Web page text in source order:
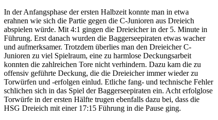
In der Anfangsphase der ersten Halbzeit konnte man in etwa
erahnen wie sich die Partie gegen die C-Junioren aus Dreieich
abspielen würde. Mit 4:1 gingen die Dreieicher in der 5. Minute in
Führung. Erst danach wurden die Baggerseepiraten etwas wacher
und aufmerksamer. Trotzdem überlies man den Dreieicher C-
Junioren zu viel Spielraum, eine zu harmlose Deckungsarbeit
konnten die zahlreichen Tore nicht verhindern. Dazu kam die zu
offensiv geführte Deckung, die die Dreieicher immer wieder zu
Torwürfen und -erfolgen einlud. Etliche fang- und technische Fehler
schlichen sich in das Spiel der Baggerseepiraten ein. Acht erfolglose
Torwürfe in der ersten Hälfte trugen ebenfalls dazu bei, dass die
HSG Dreieich mit einer 17:15 Führung in die Pause ging.